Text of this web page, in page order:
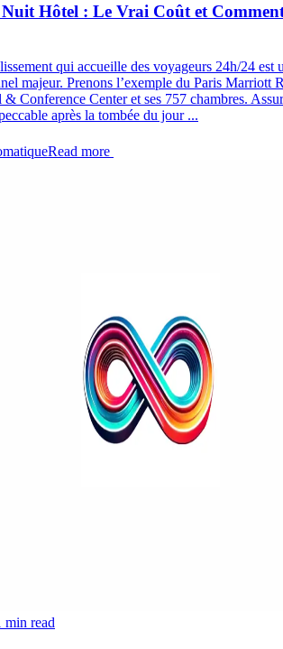
Hôtel : Le Vrai Coût et
qui accueille des voyageurs 24h/24 est
majeur. Prenons l’exemple du Paris Marriott
Conference Center et ses 757 chambres.
après la tombée du jour ...
Read more
min read